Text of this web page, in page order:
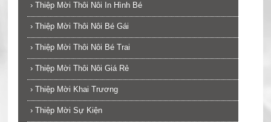
› Thiệp Mời Thôi Nôi In Hình Bé
› Thiệp Mời Thôi Nôi Bé Gái
› Thiệp Mời Thôi Nôi Bé Trai
› Thiệp Mời Thôi Nôi Giá Rẻ
› Thiệp Mời Khai Trương
› Thiệp Mời Sự Kiện